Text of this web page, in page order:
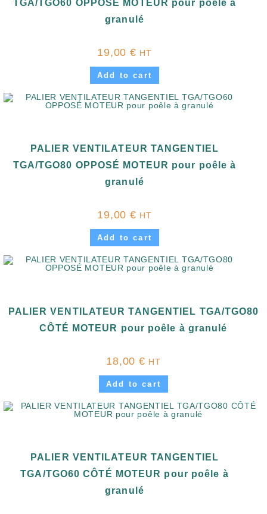
TGA/TGO60 OPPOSÉ MOTEUR pour poêle à
granulé
19,00 € HT
Add to cart
PALIER VENTILATEUR TANGENTIEL
TGA/TGO80 OPPOSÉ MOTEUR pour poêle à
granulé
19,00 € HT
Add to cart
PALIER VENTILATEUR TANGENTIEL TGA/TGO80
CÔTÉ MOTEUR pour poêle à granulé
18,00 € HT
Add to cart
PALIER VENTILATEUR TANGENTIEL
TGA/TGO60 CÔTÉ MOTEUR pour poêle à
granulé